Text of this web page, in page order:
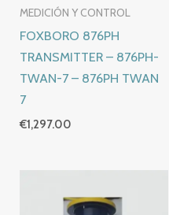
MEDICIÓN Y CONTROL
FOXBORO 876PH
TRANSMITTER – 876PH-
TWAN-7 – 876PH TWAN
7
€1,297.00